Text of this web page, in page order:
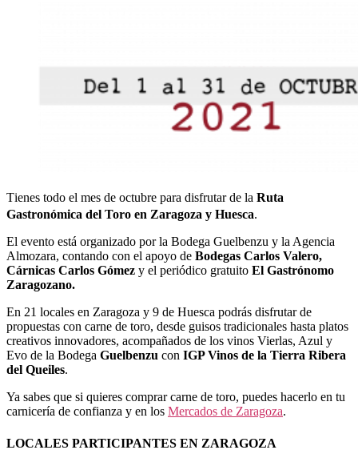
Tienes todo el mes de octubre para disfrutar de la Ruta
Gastronómica del Toro en Zaragoza y Huesca.
El evento está organizado por la Bodega Guelbenzu y la Agencia
Almozara, contando con el apoyo de Bodegas Carlos Valero,
Cárnicas Carlos Gómez y el periódico gratuito El Gastrónomo
Zaragozano.
En 21 locales en Zaragoza y 9 de Huesca podrás disfrutar de
propuestas con carne de toro, desde guisos tradicionales hasta platos
creativos innovadores, acompañados de los vinos Vierlas, Azul y
Evo de la Bodega Guelbenzu con IGP Vinos de la Tierra Ribera
del Queiles.
Ya sabes que si quieres comprar carne de toro, puedes hacerlo en tu
carnicería de confianza y en los Mercados de Zaragoza.
LOCALES PARTICIPANTES EN ZARAGOZA